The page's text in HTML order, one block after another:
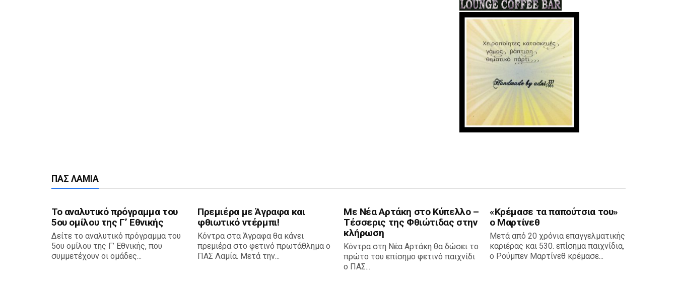
ΠΑΣ ΛΑΜΊΑ
Το αναλυτικό πρόγραμμα του
5ου ομίλου της Γ’ Εθνικής
Δείτε το αναλυτικό πρόγραμμα του
5ου ομίλου της Γ’ Εθνικής, που
συμμετέχουν οι ομάδες...
Πρεμιέρα με Άγραφα και
φθιωτικό ντέρμπι!
Κόντρα στα Άγραφα θα κάνει
πρεμιέρα στο φετινό πρωτάθλημα ο
ΠΑΣ Λαμία. Μετά την...
Με Νέα Αρτάκη στο Κύπελλο –
Τέσσερις της Φθιώτιδας στην
κλήρωση
Κόντρα στη Νέα Αρτάκη θα δώσει το
πρώτο του επίσημο φετινό παιχνίδι
ο ΠΑΣ...
«Κρέμασε τα παπούτσια του»
ο Μαρτίνεθ
Μετά από 20 χρόνια επαγγελματικής
καριέρας και 530. επίσημα παιχνίδια,
ο Ρούμπεν Μαρτίνεθ κρέμασε...